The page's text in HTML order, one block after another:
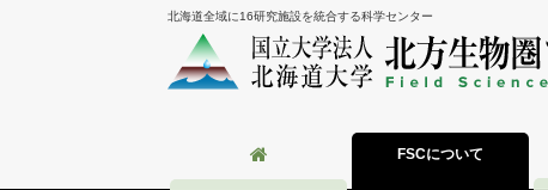
北海道全域に16研究施設を統合する科学センター
FSCについて